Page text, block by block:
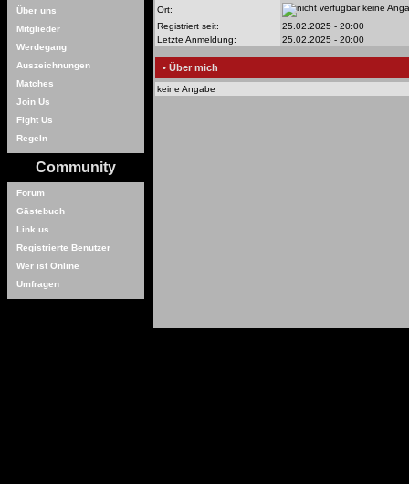
Über uns
Mitglieder
Werdegang
Auszeichnungen
Matches
Join Us
Fight Us
Regeln
Community
Forum
Gästebuch
Link us
Registrierte Benutzer
Wer ist Online
Umfragen
Ort:
keine
Registriert seit:
25.02.2025 - 20:00
Letzte Anmeldung:
25.02.2025 - 20:00
• Über mich
keine Angabe